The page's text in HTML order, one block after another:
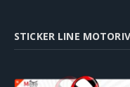
STICKER LINE